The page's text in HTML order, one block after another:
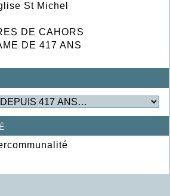
St Michel
DE CAHORS
DE 417 ANS